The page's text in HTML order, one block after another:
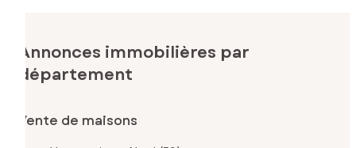
Annonces immobilières par
département
Vente de maisons